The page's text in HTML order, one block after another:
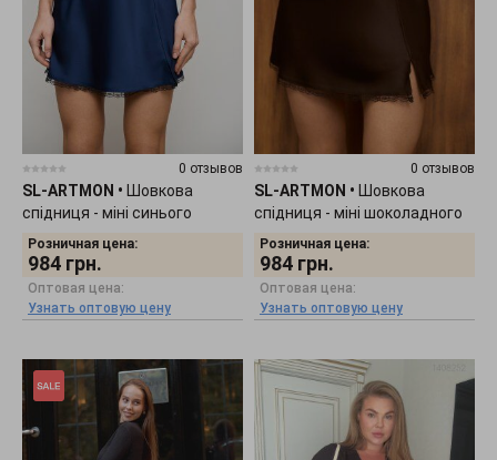
0 отзывов
SL-ARTMON •
Шовкова
спідниця - міні синього
кольору 271.3
Розничная цена:
984 грн.
Оптовая цена:
Узнать оптовую цену
0 отзывов
SL-ARTMON •
Шовкова
спідниця - міні шоколадного
кольору 271.1
Розничная цена:
984 грн.
Оптовая цена:
Узнать оптовую цену